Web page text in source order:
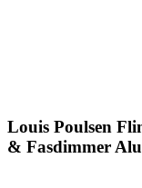
Louis Poulsen
& Fasdimmer